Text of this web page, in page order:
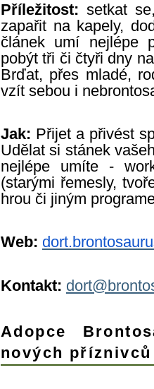
Příležitost: setkat
zapařit na kapely,
článek umí nejlépe
pobýt tři či čtyři dny
Brďat, přes mladé,
vzít sebou i
Jak: Přijet a přivést
Udělat si stánek
nejlépe umíte -
(starými řemesly,
hrou či jiným
Web:
Kontakt:
Adopce
nových